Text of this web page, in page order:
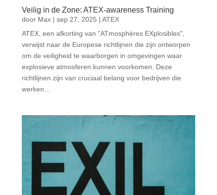
Veilig in de Zone: ATEX-awareness Training
door Max| sep 27, 2025 | ATEX
ATEX, een afkorting van "ATmosphères EXplosibles",
verwijst naar de Europese richtlijnen die zijn ontworpen
om de veiligheid te waarborgen in omgevingen waar
explosieve atmosferen kunnen voorkomen. Deze
richtlijnen zijn van cruciaal belang voor bedrijven die
werken...